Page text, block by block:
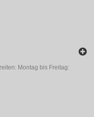
Montag bis Freitag: